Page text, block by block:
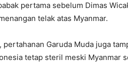
pertama sebelum Dimas
telak atas Myanmar.
Garuda Muda juga
tetap steril meski Myanmar